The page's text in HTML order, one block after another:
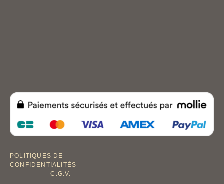
POLITIQUES DE
CONFIDENTIALITÉS
C.G.V.